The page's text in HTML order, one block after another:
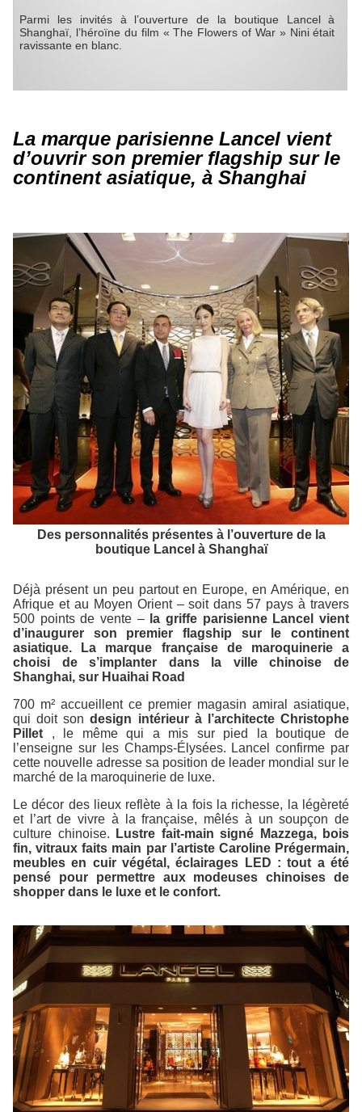
Parmi les invités à l’ouverture de la boutique Lancel à
Shanghaï, l’héroïne du film « The Flowers of War » Nini était
ravissante en blanc.
La marque parisienne Lancel vient
d’ouvrir son premier flagship sur le
continent asiatique, à Shanghai
Des personnalités présentes à l’ouverture de la
boutique Lancel à Shanghaï
Déjà présent un peu partout en Europe, en Amérique, en
Afrique et au Moyen Orient – soit dans 57 pays à travers
500 points de vente – la griffe parisienne Lancel vient
d’inaugurer son premier flagship sur le continent
asiatique. La marque française de maroquinerie a
choisi de s’implanter dans la ville chinoise de
Shanghai, sur Huaihai Road
700 m² accueillent ce premier magasin amiral asiatique,
qui doit sondesign intérieur à l’architecte Christophe
Pillet , le même qui a mis sur pied la boutique de
l’enseigne sur les Champs-Élysées. Lancel confirme par
cette nouvelle adresse sa position de leader mondial sur le
marché de la maroquinerie de luxe.
Le décor des lieux reflète à la fois la richesse, la légèreté
et l’art de vivre à la française, mêlés à un soupçon de
culture chinoise.
Lustre fait-main signé Mazzega, bois
fin, vitraux faits main par l’artiste Caroline Prégermain,
meubles en cuir végétal, éclairages LED : tout a été
pensé pour permettre aux modeuses chinoises de
shopper dans le luxe et le confort.